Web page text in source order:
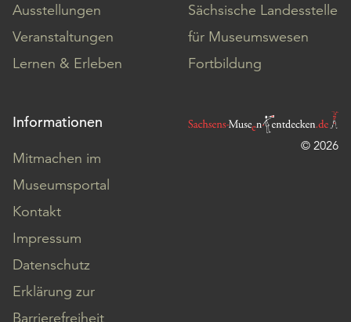
Ausstellungen
Veranstaltungen
Lernen & Erleben
Sächsische Landesstelle
für Museumswesen
Fortbildung
Informationen
Mitmachen im
Museumsportal
Kontakt
Impressum
Datenschutz
Erklärung zur
Barrierefreiheit
© 2026